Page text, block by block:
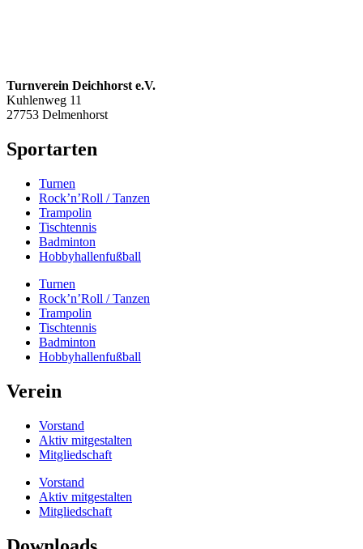
Turnverein Deichhorst e.V.
Kuhlenweg 11
27753 Delmenhorst
Sportarten
Turnen
Rock’n’Roll / Tanzen
Trampolin
Tischtennis
Badminton
Hobbyhallenfußball
Turnen
Rock’n’Roll / Tanzen
Trampolin
Tischtennis
Badminton
Hobbyhallenfußball
Verein
Vorstand
Aktiv mitgestalten
Mitgliedschaft
Vorstand
Aktiv mitgestalten
Mitgliedschaft